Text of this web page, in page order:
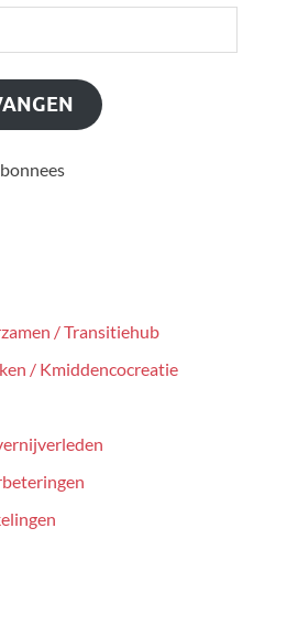
/ Transitiehub
/ Kmiddencocreatie